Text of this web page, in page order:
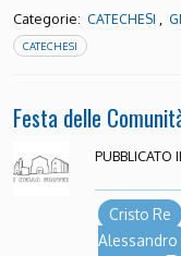
Categorie: CATECHESI
CATECHESI
Festa delle
PUBBLICATO IL
Cristo Re
Alessandro